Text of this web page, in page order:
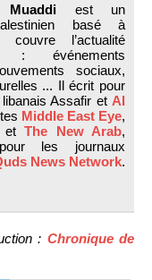
Muaddi est un
basé à
l’actualité
: événements
sociaux,
... Il écrit pour
Assafir et Al
Middle East Eye,
et The New Arab,
les journaux
News Network.
: Chronique de